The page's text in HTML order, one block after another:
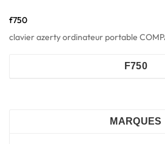
f750
clavier azerty ordinateur portable
F750
MARQUES